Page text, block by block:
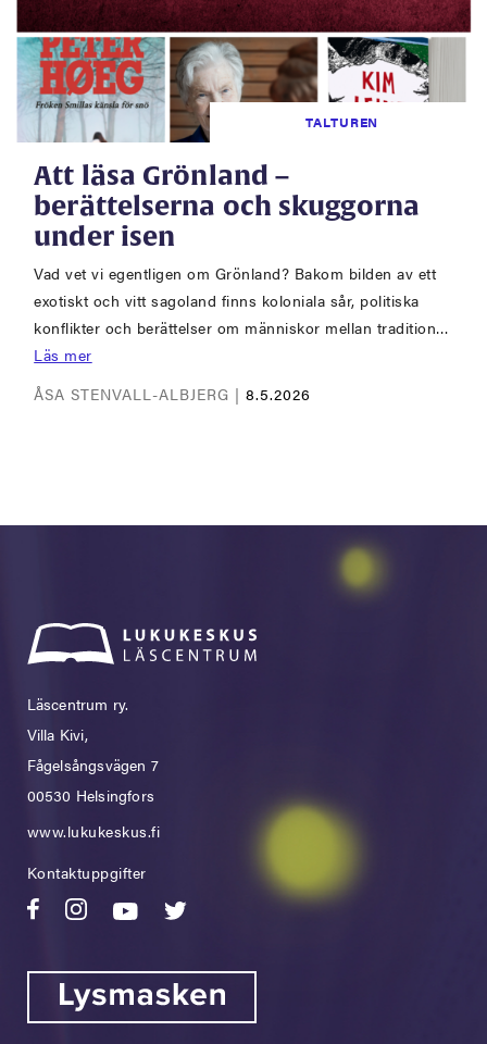
TALTUREN
Att läsa Grönland –
berättelserna och skuggorna
under isen
Vad vet vi egentligen om Grönland? Bakom bilden av ett
exotiskt och vitt sagoland finns koloniala sår, politiska
konflikter och berättelser om människor mellan tradition…
Läs mer
ÅSA STENVALL-ALBJERG |8.5.2026
Läscentrum ry.
Villa Kivi,
Fågelsångsvägen 7
00530 Helsingfors
www.lukukeskus.fi
Kontaktuppgifter